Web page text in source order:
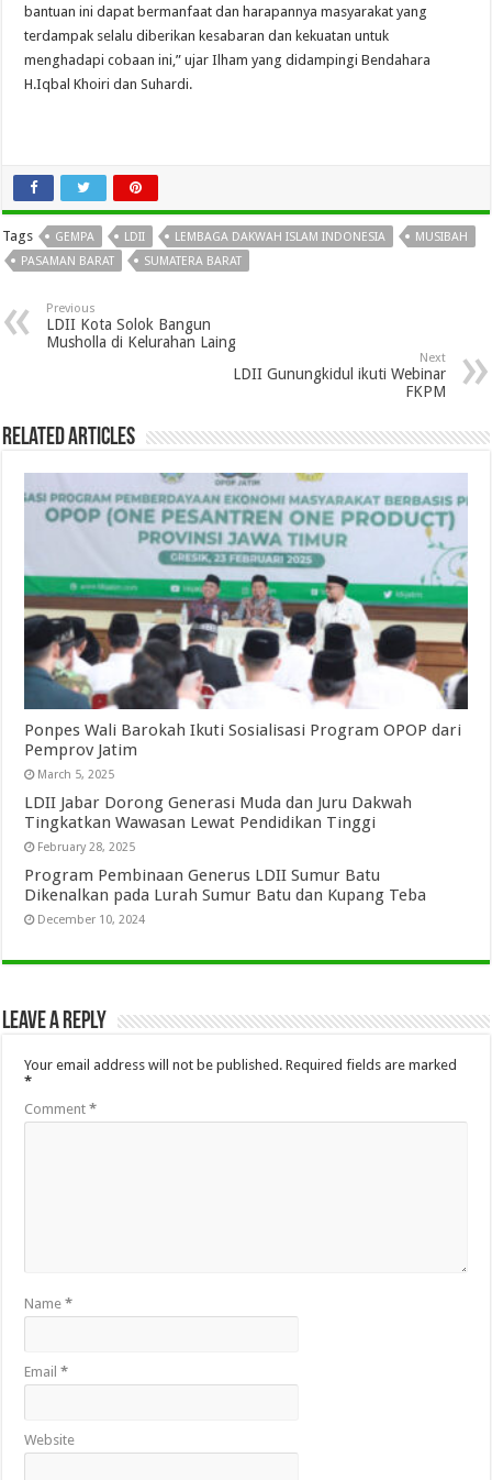
bantuan ini dapat bermanfaat dan harapannya masyarakat yang
terdampak selalu diberikan kesabaran dan kekuatan untuk
menghadapi cobaan ini,” ujar Ilham yang didampingi Bendahara
H.Iqbal Khoiri dan Suhardi.
Tags GEMPA LDII LEMBAGA DAKWAH ISLAM INDONESIA
MUSIBAH
PASAMAN BARAT
SUMATERA BARAT
Previous
LDII Kota Solok Bangun
Musholla di Kelurahan Laing
Next
LDII Gunungkidul ikuti Webinar
FKPM
Related Articles
Ponpes Wali Barokah Ikuti Sosialisasi Program OPOP dari
Pemprov Jatim
March 5, 2025
LDII Jabar Dorong Generasi Muda dan Juru Dakwah
Tingkatkan Wawasan Lewat Pendidikan Tinggi
February 28, 2025
Program Pembinaan Generus LDII Sumur Batu
Dikenalkan pada Lurah Sumur Batu dan Kupang Teba
December 10, 2024
Leave a Reply
Your email address will not be published. Required fields are marked
*
Comment*
Name*
Email*
Website